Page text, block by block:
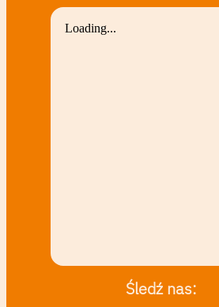
Śledź nas: